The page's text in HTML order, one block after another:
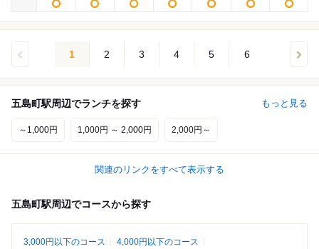
1 2 3 4 5 6
五島町駅周辺でランチを探す もっと見る
～1,000円 1,000円 ～ 2,000円 2,000円～
関連のリンクをすべて表示する
五島町駅周辺でコースから探す
3,000円以下のコース
4,000円以下のコース